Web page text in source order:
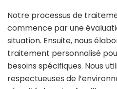
Notre processus de
commence par une
situation. Ensuite, nous
traitement personnalisé
besoins spécifiques. Nous
respectueuses de